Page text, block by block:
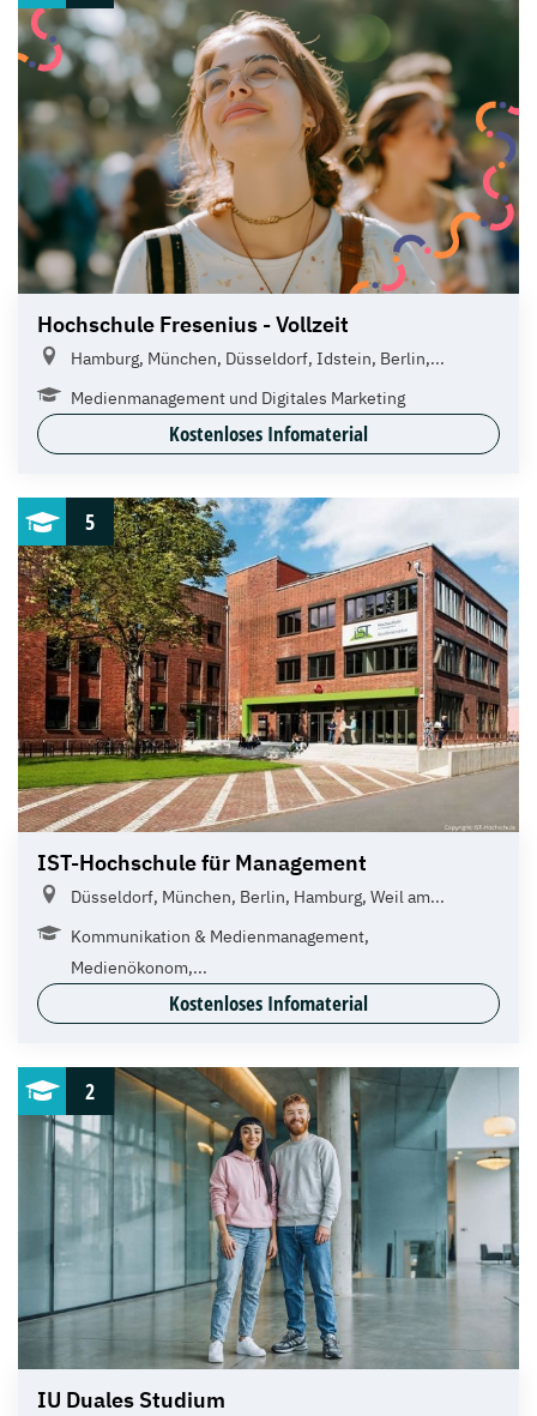
Hochschule Fresenius - Vollzeit
Hamburg, München, Düsseldorf, Idstein, Berlin,...
Medienmanagement und Digitales Marketing
Kostenloses Infomaterial
5
IST-Hochschule für Management
Düsseldorf, München, Berlin, Hamburg, Weil am...
Kommunikation & Medienmanagement,
Medienökonom,...
Kostenloses Infomaterial
2
IU Duales Studium